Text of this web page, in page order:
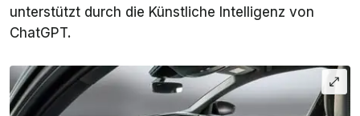
unterstützt durch die Künstliche Intelligenz von
ChatGPT.